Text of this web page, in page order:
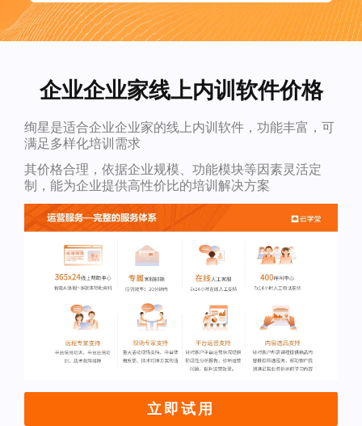
企业企业家线上内训软件价格
绚星是适合企业企业家的线上内训软件，功能丰富，可
满足多样化培训需求
其价格合理，依据企业规模、功能模块等因素灵活定
制，能为企业提供高性价比的培训解决方案
立即试用